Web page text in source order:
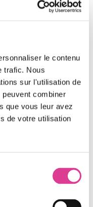
le contenu
trafic. Nous
sur l'utilisation de
combiner
que vous leur avez
de votre utilisation
en
pour les